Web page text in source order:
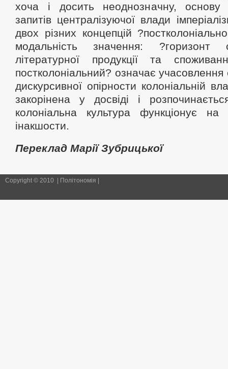
хоча і досить неоднозначну, основу
запитів централізуючої влади
двох різних концепцій
модальність значення: ?горизонт
літературної продукції та
постколоніальний? означає
дискурсивної опірности колоніальній
закорінена у досвіді і
колоніальна культура функціонує на
інакшости.
Переклад Марії Зубрицької
Copyright © 2010 | Політономія |